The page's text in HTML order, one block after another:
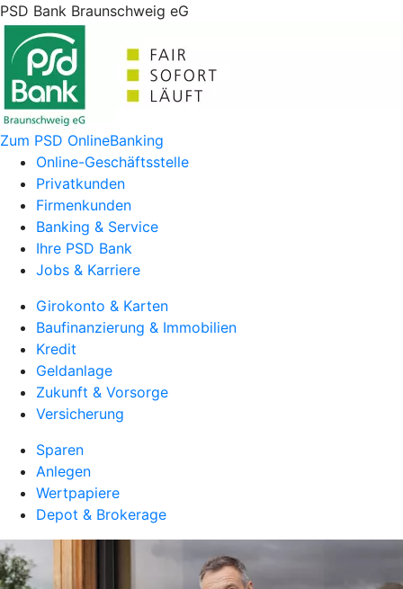
PSD Bank Braunschweig eG
Zum PSD OnlineBanking
Online-Geschäftsstelle
Privatkunden
Firmenkunden
Banking & Service
Ihre PSD Bank
Jobs & Karriere
Girokonto & Karten
Baufinanzierung & Immobilien
Kredit
Geldanlage
Zukunft & Vorsorge
Versicherung
Sparen
Anlegen
Wertpapiere
Depot & Brokerage